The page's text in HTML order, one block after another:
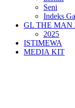
Seni
Indeks
GL THE MAN
2025
ISTIMEWA
MEDIA KIT